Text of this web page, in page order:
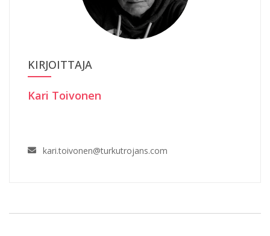
KIRJOITTAJA
Kari Toivonen
kari.toivonen@turkutrojans.com